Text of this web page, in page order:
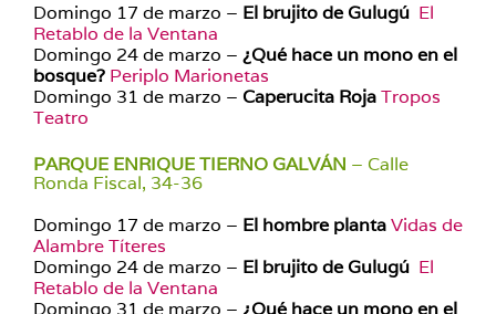
Domingo 17 de marzo – El brujito de Gulugú El
Retablo de la Ventana
Domingo 24 de marzo – ¿Qué hace un mono en el
bosque? Periplo Marionetas
Domingo 31 de marzo – Caperucita RojaTropos
Teatro
PARQUE ENRIQUE TIERNO GALVÁN – Calle
Ronda Fiscal, 34-36
Domingo 17 de marzo – El hombre plantaVidas de
Alambre Títeres
Domingo 24 de marzo – El brujito de Gulugú El
Retablo de la Ventana
Domingo 31 de marzo – ¿Qué hace un mono en el